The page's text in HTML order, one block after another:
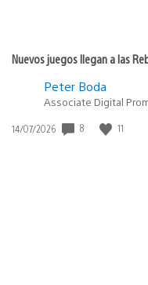
Nuevos juegos llegan a las
Peter Boda
Associate Digital
Fecha
14/07/2026 8 11